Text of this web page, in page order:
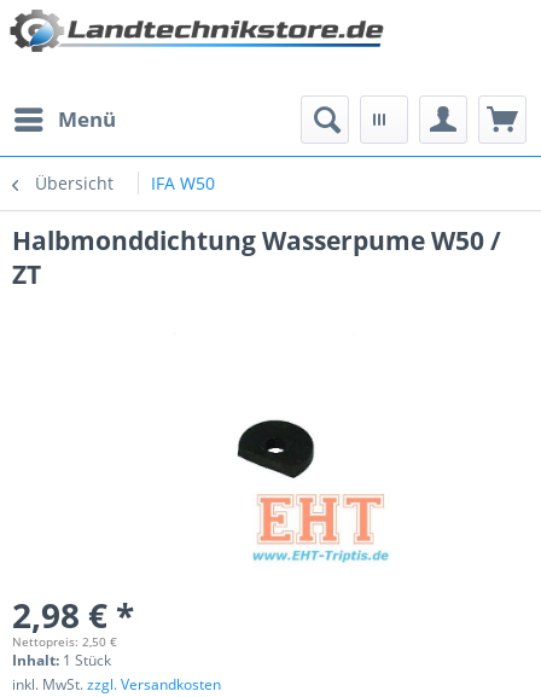
Menü
Übersicht IFA W50
Halbmonddichtung Wasserpume W50 /
ZT
2,98 € *
Nettopreis: 2,50 €
Inhalt: 1 Stück
inkl. MwSt.zzgl. Versandkosten